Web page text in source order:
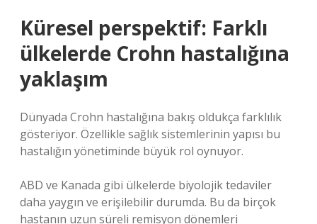
Küresel perspektif: Farklı
ülkelerde Crohn hastalığına
yaklaşım
Dünyada Crohn hastalığına bakış oldukça farklılık
gösteriyor. Özellikle sağlık sistemlerinin yapısı bu
hastalığın yönetiminde büyük rol oynuyor.
ABD ve Kanada gibi ülkelerde biyolojik tedaviler
daha yaygın ve erişilebilir durumda. Bu da birçok
hastanın uzun süreli remisyon dönemleri